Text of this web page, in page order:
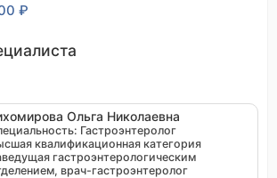
₽
Ольга Николаевна
Гастроэнтеролог
квалификационная категория
гастроэнтерологическим
врач-гастроэнтеролог